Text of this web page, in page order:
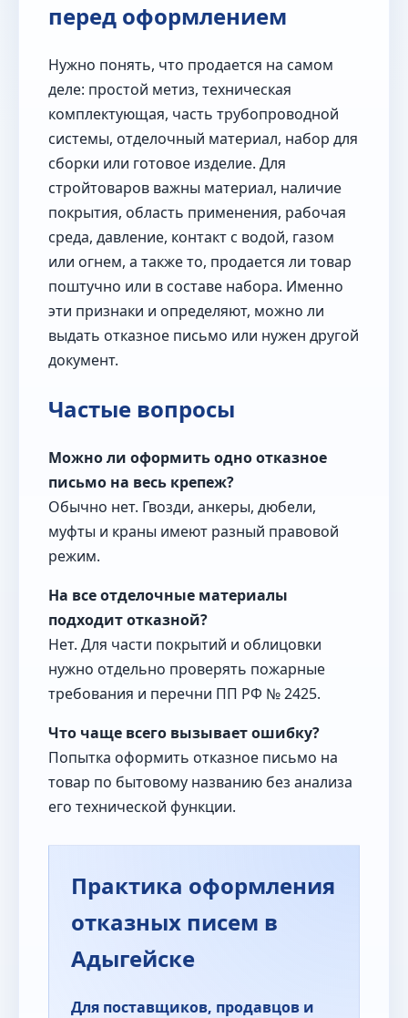
перед оформлением
Нужно понять, что продается на самом
деле: простой метиз, техническая
комплектующая, часть трубопроводной
системы, отделочный материал, набор для
сборки или готовое изделие. Для
стройтоваров важны материал, наличие
покрытия, область применения, рабочая
среда, давление, контакт с водой, газом
или огнем, а также то, продается ли товар
поштучно или в составе набора. Именно
эти признаки и определяют, можно ли
выдать отказное письмо или нужен другой
документ.
Частые вопросы
Можно ли оформить одно отказное
письмо на весь крепеж?
Обычно нет. Гвозди, анкеры, дюбели,
муфты и краны имеют разный правовой
режим.
На все отделочные материалы
подходит отказной?
Нет. Для части покрытий и облицовки
нужно отдельно проверять пожарные
требования и перечни ПП РФ № 2425.
Что чаще всего вызывает ошибку?
Попытка оформить отказное письмо на
товар по бытовому названию без анализа
его технической функции.
Практика оформления
отказных писем в
Адыгейске
Для поставщиков, продавцов и